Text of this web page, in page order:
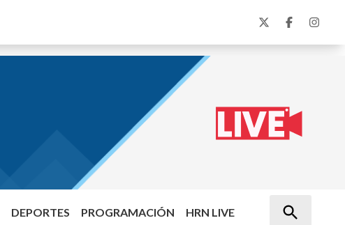
DEPORTES PROGRAMACIÓN HRN LIVE